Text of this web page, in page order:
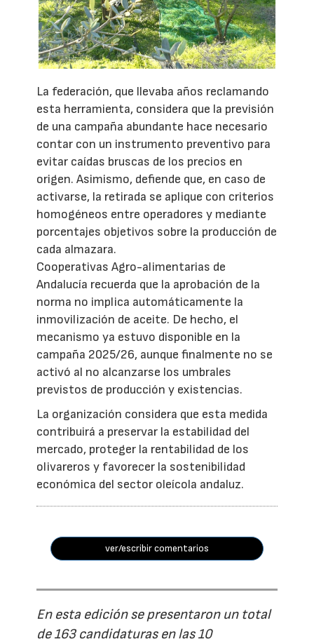
La federación, que llevaba años reclamando
esta herramienta, considera que la previsión
de una campaña abundante hace necesario
contar con un instrumento preventivo para
evitar caídas bruscas de los precios en
origen. Asimismo, defiende que, en caso de
activarse, la retirada se aplique con criterios
homogéneos entre operadores y mediante
porcentajes objetivos sobre la producción de
cada almazara.
Cooperativas Agro-alimentarias de
Andalucía recuerda que la aprobación de la
norma no implica automáticamente la
inmovilización de aceite. De hecho, el
mecanismo ya estuvo disponible en la
campaña 2025/26, aunque finalmente no se
activó al no alcanzarse los umbrales
previstos de producción y existencias.
La organización considera que esta medida
contribuirá a preservar la estabilidad del
mercado, proteger la rentabilidad de los
olivareros y favorecer la sostenibilidad
económica del sector oleícola andaluz.
ver/escribir comentarios
En esta edición se presentaron un total
de 163 candidaturas en las 10